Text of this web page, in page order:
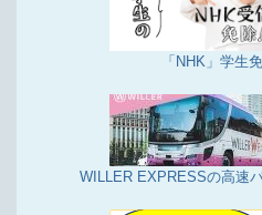
「NHK」学生
WILLER EXPRESSの高速